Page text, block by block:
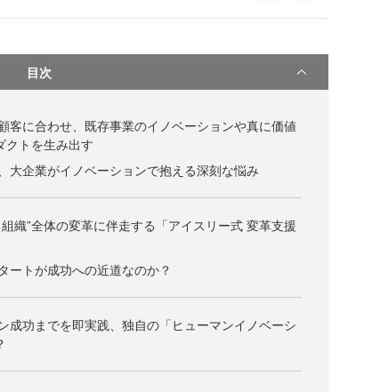
目次
客に合わせ、既存事業のイノベーションや真に価値
クトを生み出す
大企業がイノベーションで抱える深刻な悩み
織”全体の変革に伴走する「アイスリー式 変革支援
ートが成功への近道なのか？
成功までを即実践、独自の「ヒューマンイノベーシ